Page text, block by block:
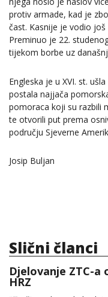
protiv armade, kad je
čast. Kasnije je vodio
Preminuo je 22.
tijekom borbe uz
Engleska je u XVI. st.
postala najjača
pomoraca koji su razbili
te otvorili put prema
području Sjeverne
Josip Buljan
Slični članci
Djelovanje ZTC-a
HRZ